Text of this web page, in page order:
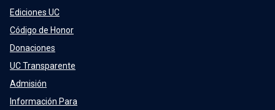
Ediciones UC
Código de Honor
Donaciones
UC Transparente
Admisión
Información Para